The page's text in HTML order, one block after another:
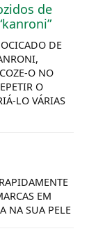
de
DE
O NO
O
LO VÁRIAS
EM
NA SUA PELE